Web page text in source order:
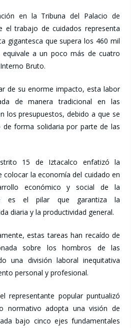
en la Tribuna del Palacio de
el trabajo de cuidados representa
gigantesca que supera los 460 mil
a un poco más de cuatro
Bruto.
de su enorme impacto, esta labor
de manera tradicional en las
los presupuestos, debido a que se
de forma solidaria por parte de las
15 de Iztacalco enfatizó la
colocar la economía del cuidado en
económico y social de la
es el pilar que garantiza la
diaria y la productividad general.
estas tareas han recaído de
sobre los hombros de las
una división laboral inequitativa
personal y profesional.
representante popular puntualizó
normativo adopta una visión de
bajo cinco ejes fundamentales